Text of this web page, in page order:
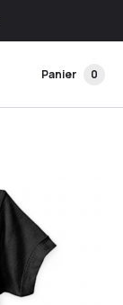
Panier 0